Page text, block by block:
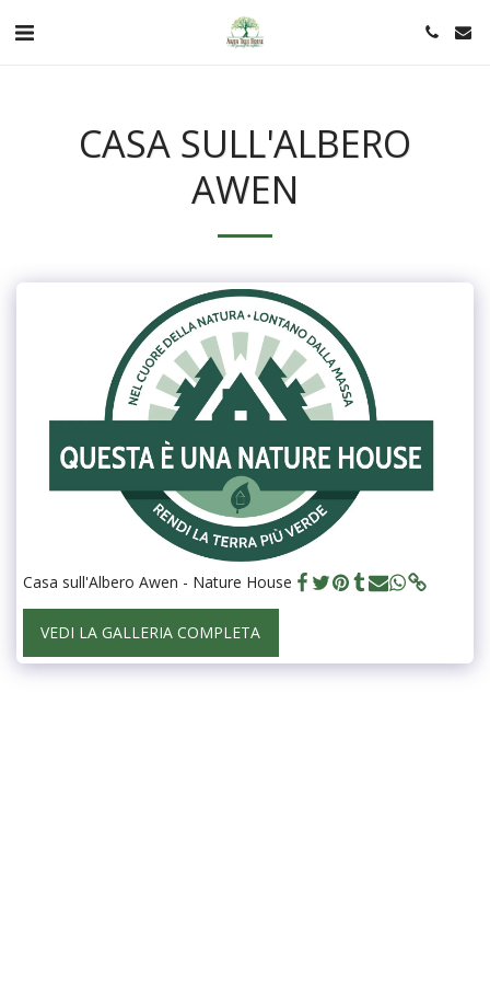
CASA SULL'ALBERO
AWEN
Casa sull'Albero Awen - Nature House
VEDI LA GALLERIA COMPLETA